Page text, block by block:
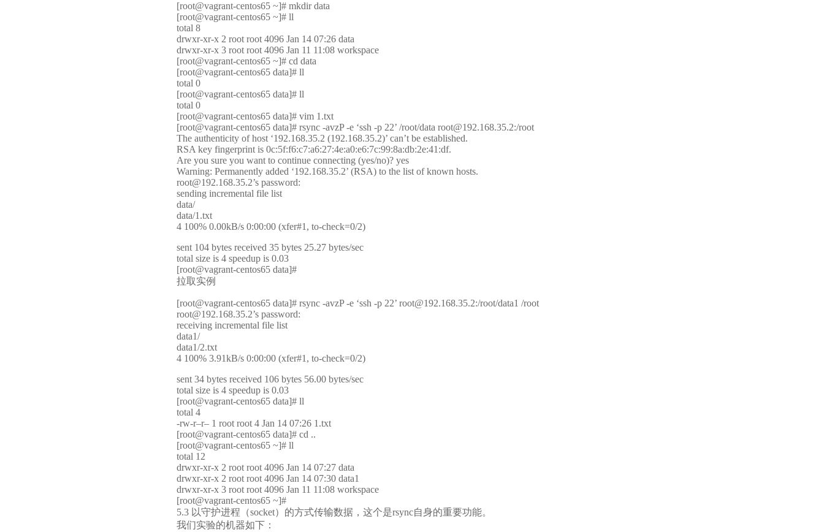
[root@vagrant-centos65 ~]# mkdir data
[root@vagrant-centos65 ~]# ll
total 8
drwxr-xr-x 2 root root 4096 Jan 14 07:26 data
drwxr-xr-x 3 root root 4096 Jan 11 11:08 workspace
[root@vagrant-centos65 ~]# cd data
[root@vagrant-centos65 data]# ll
total 0
[root@vagrant-centos65 data]# ll
total 0
[root@vagrant-centos65 data]# vim 1.txt
[root@vagrant-centos65 data]# rsync -avzP -e ‘ssh -p 22’ /root/data root@192.168.35.2:/root
The authenticity of host ‘192.168.35.2 (192.168.35.2)’ can’t be established.
RSA key fingerprint is 0c:5f:f6:c7:a6:27:4e:a0:e6:7c:99:8a:db:2e:41:df.
Are you sure you want to continue connecting (yes/no)? yes
Warning: Permanently added ‘192.168.35.2’ (RSA) to the list of known hosts.
root@192.168.35.2’s password:
sending incremental file list
data/
data/1.txt
4 100% 0.00kB/s 0:00:00 (xfer#1, to-check=0/2)
sent 104 bytes received 35 bytes 25.27 bytes/sec
total size is 4 speedup is 0.03
[root@vagrant-centos65 data]#
拉取实例
[root@vagrant-centos65 data]# rsync -avzP -e ‘ssh -p 22’ root@192.168.35.2:/root/data1 /root
root@192.168.35.2’s password:
receiving incremental file list
data1/
data1/2.txt
4 100% 3.91kB/s 0:00:00 (xfer#1, to-check=0/2)
sent 34 bytes received 106 bytes 56.00 bytes/sec
total size is 4 speedup is 0.03
[root@vagrant-centos65 data]# ll
total 4
-rw-r–r– 1 root root 4 Jan 14 07:26 1.txt
[root@vagrant-centos65 data]# cd ..
[root@vagrant-centos65 ~]# ll
total 12
drwxr-xr-x 2 root root 4096 Jan 14 07:27 data
drwxr-xr-x 2 root root 4096 Jan 14 07:30 data1
drwxr-xr-x 3 root root 4096 Jan 11 11:08 workspace
[root@vagrant-centos65 ~]#
5.3 以守护进程（socket）的方式传输数据，这个是rsync自身的重要功能。
我们实验的机器如下：